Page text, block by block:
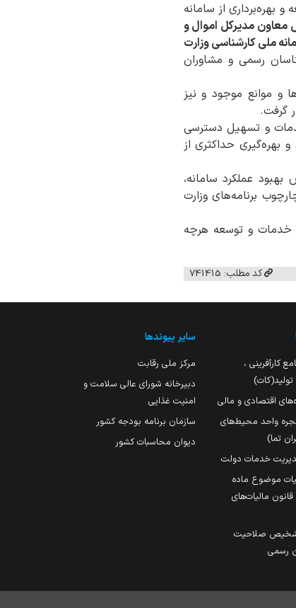
بهره‌برداری از سامانه
معاون مدیرکل اموال و
ملی کارشناسی وزارت
رسمی و مشاوران
و موانع موجود و نیز
گرفت.
و تسهیل دسترسی
بهره‌گیری حداکثری از
عملکرد سامانه،
برنامه‌های وزارت
خدمات و توسعه هرچه
کد مطلب: 741415
کارآفرینی ،
اقتصادی و مالی
واحد محیط‌های
تما)
خدمات دولت
موضوع ماده
قانون مالیات‌های
صلاحیت
رسمی
سایر پیوندها
مرکز ملی رقابت
دبیرخانه شورای عالی سلامت و
امنیت غذایی
سازمان برنامه بودجه کشور
دیوان محاسبات کشور